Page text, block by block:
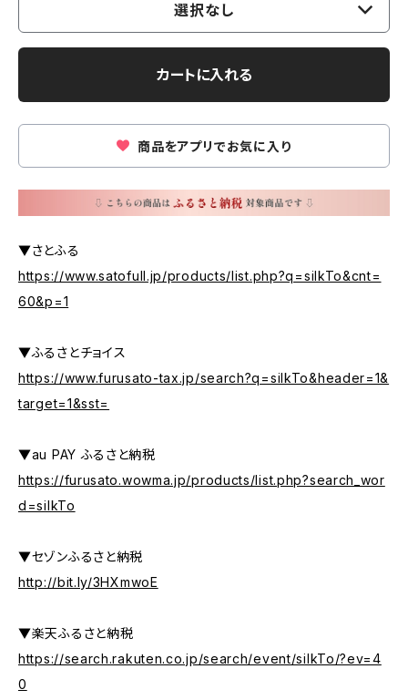
選択なし
カートに入れる
商品をアプリでお気に入り
▼さとふる
https://www.satofull.jp/products/list.php?q=silkTo&cnt=
60&p=1
▼ふるさとチョイス
https://www.furusato-tax.jp/search?q=silkTo&header=1&
target=1&sst=
▼au PAY ふるさと納税
https://furusato.wowma.jp/products/list.php?search_wor
d=silkTo
▼セゾンふるさと納税
http://bit.ly/3HXmwoE
▼楽天ふるさと納税
https://search.rakuten.co.jp/search/event/silkTo/?ev=4
0